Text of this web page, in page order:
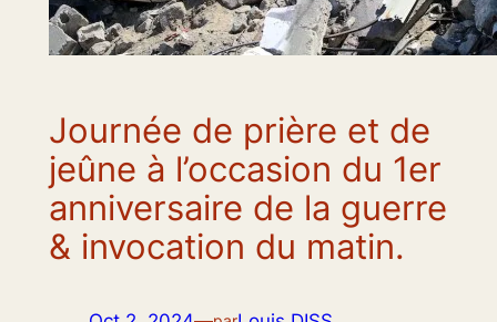
Journée de prière et de
jeûne à l’occasion du 1er
anniversaire de la guerre
& invocation du matin.